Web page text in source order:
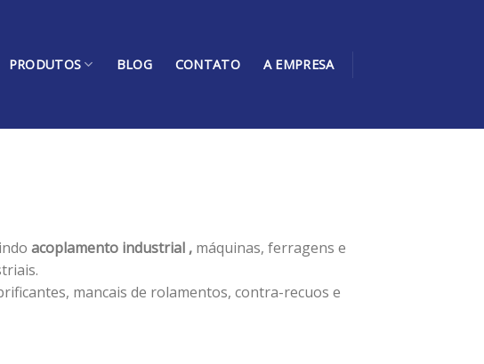
PRODUTOS BLOG CONTATO A EMPRESA
acoplamento industrial , máquinas, ferragens e
mancais de rolamentos, contra-recuos e